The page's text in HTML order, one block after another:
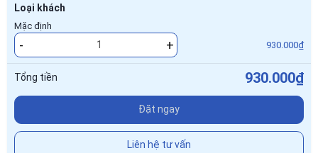
Loại khách
Mặc định
- + 930.000₫
Tổng tiền 930.000₫
Đặt ngay
Liên hệ tư vấn